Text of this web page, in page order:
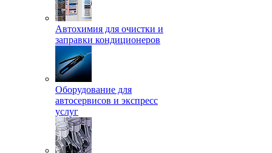
Автохимия для очистки и
заправки кондиционеров
Оборудование для
автосервисов и экспресс
услуг